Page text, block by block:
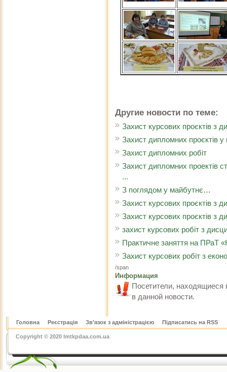
Другие новости по теме:
Захист курсових проєктів з
Захист дипломних проєктів у
Захист дипломних робіт
Захист дипломних проектів
...
З поглядом у майбутнє…
Захист курсових проєктів з
Захист курсових проєктів з
захист курсових робіт з
Практичне заняття на ПРаТ
Захист курсових робіт з
/span
Информация
Посетители, находящиеся
в данной новости.
Головна Реєстрація Зв'язок з адміністрацією Підписатись на RSS
Copyright © 2020 lmtkpdaa.com.ua